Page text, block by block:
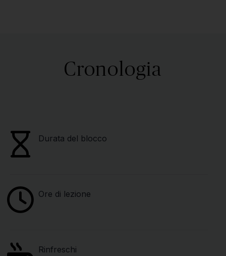
Cronologia
Durata del blocco
Ore di lezione
Rinfreschi